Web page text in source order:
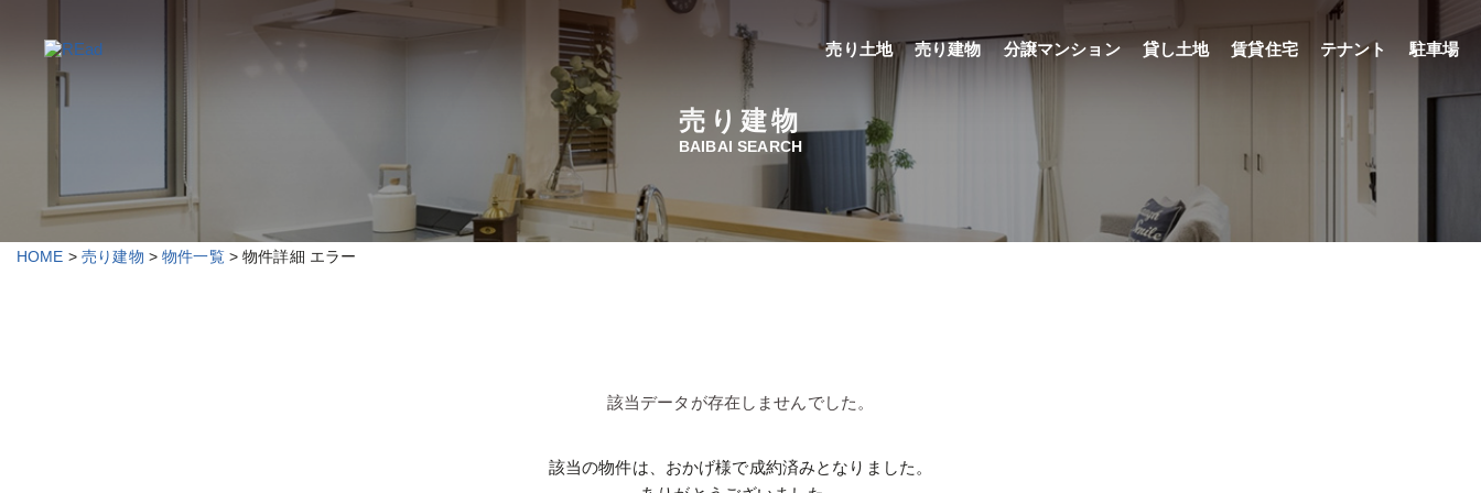
売り土地 売り建物 分譲マンション 貸し土地 賃貸住宅 テナント 駐車場
売り建物
BAIBAI SEARCH
HOME >売り建物 >物件一覧> 物件詳細 エラー
該当データが存在しませんでした。
該当の物件は、おかげ様で成約済みとなりました。